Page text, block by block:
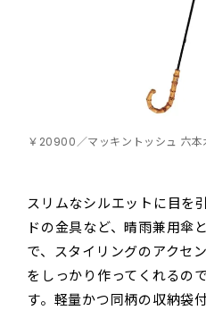
￥20900／マッキントッシュ 六本
スリムなシルエットに目を
ドの金具など、晴雨兼用傘
で、スタイリングのアクセ
をしっかり作ってくれるの
す。軽量かつ同柄の収納袋